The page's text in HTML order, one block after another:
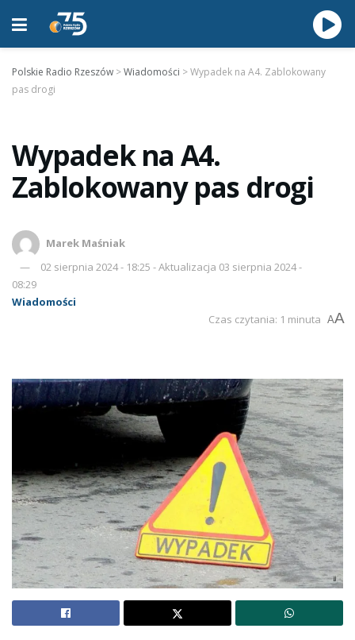
Polskie Radio Rzeszów >Wiadomości >Wypadek na A4. Zablokowany
pas drogi
Wypadek na A4.
Zablokowany pas drogi
Marek Maśniak
02 sierpnia 2024 - 18:25 - Aktualizacja 03 sierpnia 2024 -
08:29
Wiadomości
Czas czytania: 1 minuta AA